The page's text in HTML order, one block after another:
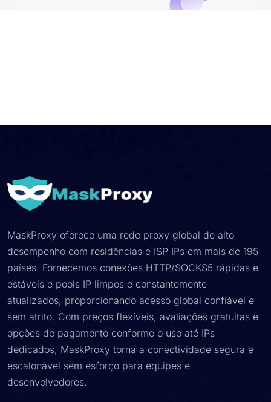
MaskProxy oferece uma rede proxy global de alto
desempenho com residências e ISP IPs em mais de 195
países. Fornecemos conexões HTTP/SOCKS5 rápidas e
estáveis ​​e pools IP limpos e constantemente
atualizados, proporcionando acesso global confiável e
sem atrito. Com preços flexíveis, avaliações gratuitas e
opções de pagamento conforme o uso até IPs
dedicados, MaskProxy torna a conectividade segura e
escalonável sem esforço para equipes e
desenvolvedores.